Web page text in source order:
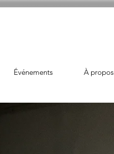
Événements À propos